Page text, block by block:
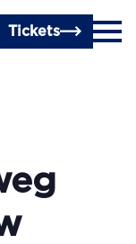
Tickets